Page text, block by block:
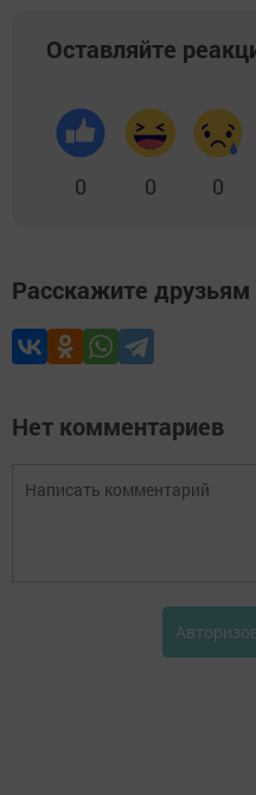
Оставляйте
0 0 0
Расскажите друзьям
Нет комментариев